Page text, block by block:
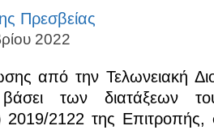
Πρεσβείας
2022
από την Τελωνειακή
των διατάξεων
2122 της Επιτροπής,